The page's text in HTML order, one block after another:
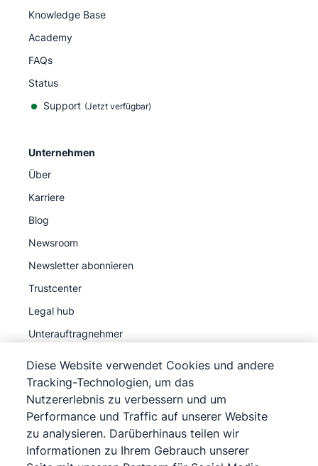
Knowledge Base
Academy
FAQs
Status
Support (Jetzt verfügbar)
Unternehmen
Über
Karriere
Blog
Newsroom
Newsletter abonnieren
Trustcenter
Legal hub
Unterauftragnehmer
©2026Pipedrive
Pipedrive
Nutzungsbedingungen
Pipedrive
Datenschutzerklärung
Diese Website verwendet Cookies und andere
Tracking-Technologien, um das
Nutzererlebnis zu verbessern und um
Performance und Traffic auf unserer Website
zu analysieren. Darüberhinaus teilen wir
Informationen zu Ihrem Gebrauch unserer